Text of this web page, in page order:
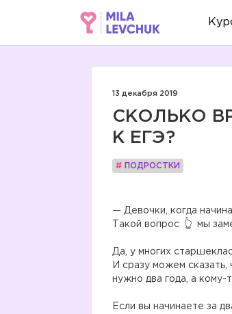
13 декабря 2019
СКОЛЬКО
К ЕГЭ?
# ПОДРОСТКИ
— Девочки, когда
Такой вопрос
мы
Да, у многих
И сразу можем сказать,
нужно два года, а кому-
Если вы начинаете за